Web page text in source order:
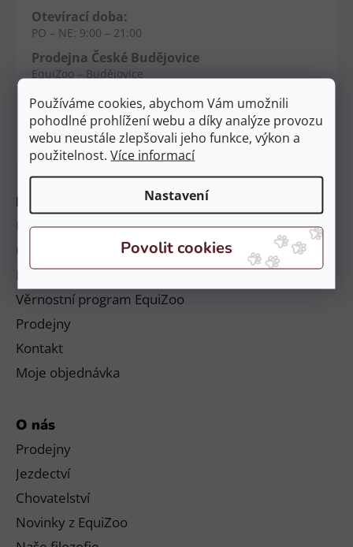
Používáme cookies, abychom Vám umožnili
pohodlné prohlížení webu a díky analýze provozu
webu neustále zlepšovali jeho funkce, výkon a
použitelnost.Více informací
Nastavení
Informace
Platby a doručení
Obchodní podmínky a reklamační řád
Podmínky ochrany osobních údajů
Věrnostní program EquiZoo
Prodejny
Kontakt
Moje objednávka
O nás
Prodejny
Jezdectví
Chovatelství
Novinky z EquiZoo
Otevírací doba:
PO – NE: 9:00 – 21:00
Prodejna České Budějovice
EquiZoo – Budějovice
Otevírací doba:
PO – NE: 9:00 – 20:00